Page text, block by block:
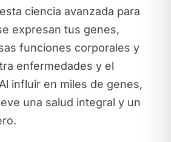
ciencia avanzada para
expresan tus genes,
funciones corporales y
enfermedades y el
influir en miles de genes,
una salud integral y un